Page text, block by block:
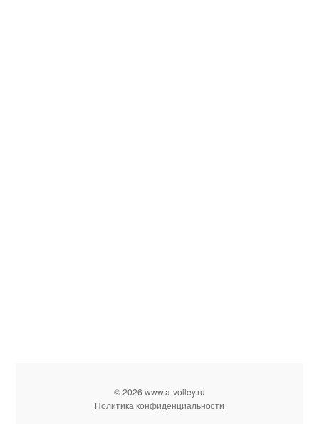
© 2026 www.a-volley.ru
Политика конфиденциальности